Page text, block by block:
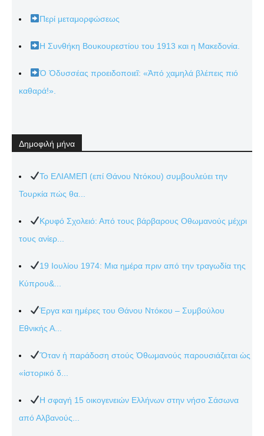
Περί μεταμορφώσεως
Η Συνθήκη Βουκουρεστίου του 1913 και η Μακεδονία.
Ὁ Ὀδυσσέας προειδοποιεῖ: «Ἀπό χαμηλά βλέπεις πιό
καθαρά!».
Δημοφιλή μήνα
Το ΕΛΙΑΜΕΠ (επί Θάνου Ντόκου) συμβουλεύει την
Τουρκία πώς θα...
Κρυφό Σχολειό: Από τους βάρβαρους Οθωμανούς μέχρι
τους ανίερ...
19 Ιουλίου 1974: Μια ημέρα πριν από την τραγωδία της
Κύπρου&...
Έργα και ημέρες του Θάνου Ντόκου – Συμβούλου
Εθνικής Α...
Ὅταν ἡ παράδοση στούς Ὀθωμανούς παρουσιάζεται ὡς
«ἱστορικό δ...
Η σφαγή 15 οικογενειών Ελλήνων στην νήσο Σάσωνα
από Αλβανούς...